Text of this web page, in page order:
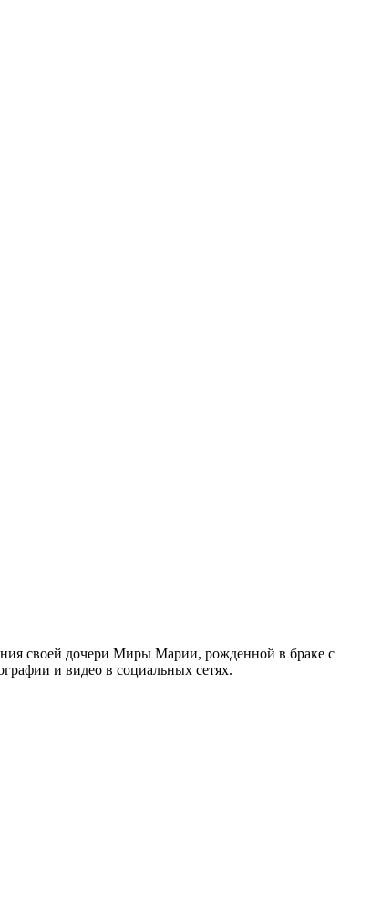
своей дочери Миры Марии, рожденной в браке с
и видео в социальных сетях.